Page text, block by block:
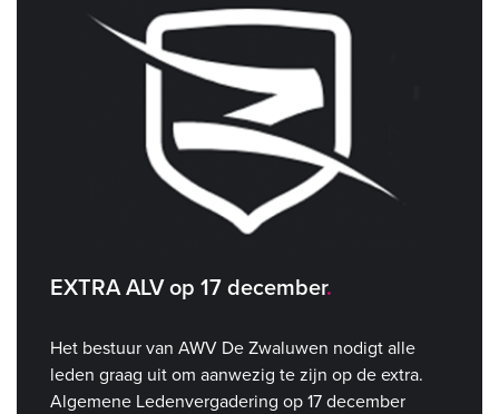
EXTRA ALV op 17 december
Het bestuur van AWV De Zwaluwen nodigt alle
leden graag uit om aanwezig te zijn op de extra.
Algemene Ledenvergadering op 17 december